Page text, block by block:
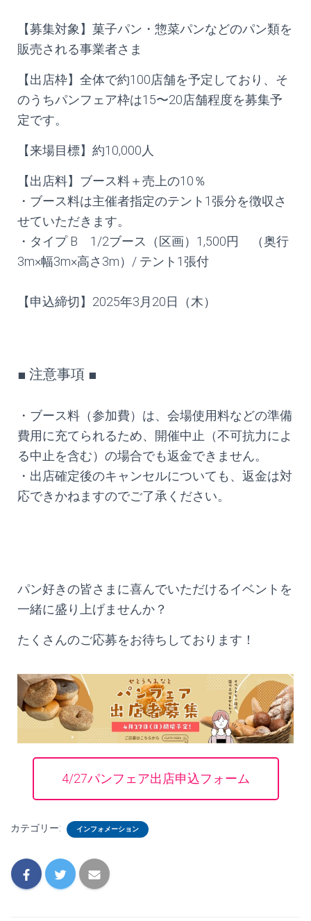
【募集対象】菓子パン・惣菜パンなどのパン類を
販売される事業者さま
【出店枠】全体で約100店舗を予定しており、そ
のうちパンフェア枠は15〜20店舗程度を募集予
定です。
【来場目標】約10,000人
【出店料】ブース料＋売上の10％
・ブース料は主催者指定のテント1張分を徴収さ
せていただきます。
・タイプ B 1/2ブース（区画）1,500円 （奥行
3m×幅3m×高さ3m）/ テント1張付
【申込締切】2025年3月20日（木）
■ 注意事項 ■
・ブース料（参加費）は、会場使用料などの準備
費用に充てられるため、開催中止（不可抗力によ
る中止を含む）の場合でも返金できません。
・出店確定後のキャンセルについても、返金は対
応できかねますのでご了承ください。
パン好きの皆さまに喜んでいただけるイベントを
一緒に盛り上げませんか？
たくさんのご応募をお待ちしております！
4/27パンフェア出店申込フォーム
カテゴリー: インフォメーション